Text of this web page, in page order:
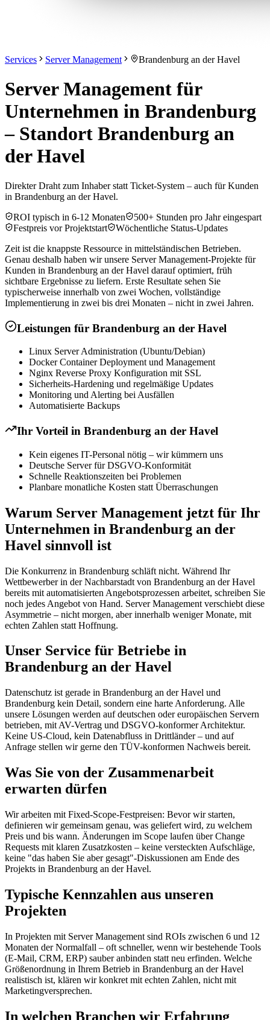
Services Server Management Brandenburg an der Havel
Server Management für
Unternehmen in Brandenburg
– Standort Brandenburg an
der Havel
Direkter Draht zum Inhaber statt Ticket-System – auch für Kunden
in Brandenburg an der Havel.
ROI typisch in 6-12 Monaten
500+ Stunden pro Jahr eingespart
Festpreis vor Projektstart
Wöchentliche Status-Updates
Zeit ist die knappste Ressource in mittelständischen Betrieben.
Genau deshalb haben wir unsere Server Management-Projekte für
Kunden in Brandenburg an der Havel darauf optimiert, früh
sichtbare Ergebnisse zu liefern. Erste Resultate sehen Sie
typischerweise innerhalb von zwei Wochen, vollständige
Implementierung in zwei bis drei Monaten – nicht in zwei Jahren.
Leistungen für Brandenburg an der Havel
Linux Server Administration (Ubuntu/Debian)
Docker Container Deployment und Management
Nginx Reverse Proxy Konfiguration mit SSL
Sicherheits-Hardening und regelmäßige Updates
Monitoring und Alerting bei Ausfällen
Automatisierte Backups
Ihr Vorteil in Brandenburg an der Havel
Kein eigenes IT-Personal nötig – wir kümmern uns
Deutsche Server für DSGVO-Konformität
Schnelle Reaktionszeiten bei Problemen
Planbare monatliche Kosten statt Überraschungen
Warum Server Management jetzt für Ihr
Unternehmen in Brandenburg an der
Havel sinnvoll ist
Die Konkurrenz in Brandenburg schläft nicht. Während Ihr
Wettbewerber in der Nachbarstadt von Brandenburg an der Havel
bereits mit automatisierten Angebotsprozessen arbeitet, schreiben Sie
noch jedes Angebot von Hand. Server Management verschiebt diese
Asymmetrie – nicht morgen, aber innerhalb weniger Monate, mit
echten Zahlen statt Hoffnung.
Unser Service für Betriebe in
Brandenburg an der Havel
Datenschutz ist gerade in Brandenburg an der Havel und
Brandenburg kein Detail, sondern eine harte Anforderung. Alle
unsere Lösungen werden auf deutschen oder europäischen Servern
betrieben, mit AV-Vertrag und DSGVO-konformer Architektur.
Keine US-Cloud, kein Datenabfluss in Drittländer – und auf
Anfrage stellen wir gerne den TÜV-konformen Nachweis bereit.
Was Sie von der Zusammenarbeit
erwarten dürfen
Wir arbeiten mit Fixed-Scope-Festpreisen: Bevor wir starten,
definieren wir gemeinsam genau, was geliefert wird, zu welchem
Preis und bis wann. Änderungen im Scope laufen über Change
Requests mit klaren Zusatzkosten – keine versteckten Aufschläge,
keine "das haben Sie aber gesagt"-Diskussionen am Ende des
Projekts in Brandenburg an der Havel.
Typische Kennzahlen aus unseren
Projekten
In Projekten mit Server Management sind ROIs zwischen 6 und 12
Monaten der Normalfall – oft schneller, wenn wir bestehende Tools
(E-Mail, CRM, ERP) sauber anbinden statt neu erfinden. Welche
Größenordnung in Ihrem Betrieb in Brandenburg an der Havel
realistisch ist, klären wir konkret mit echten Zahlen, nicht mit
Marketingversprechen.
In welchen Branchen wir Erfahrung